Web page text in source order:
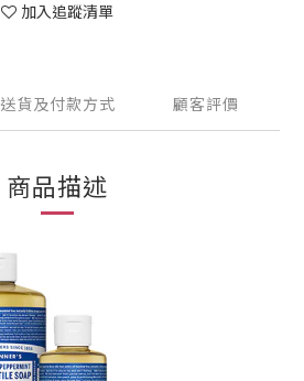
加入追蹤清單
送貨及付款方式 顧客評價
商品描述